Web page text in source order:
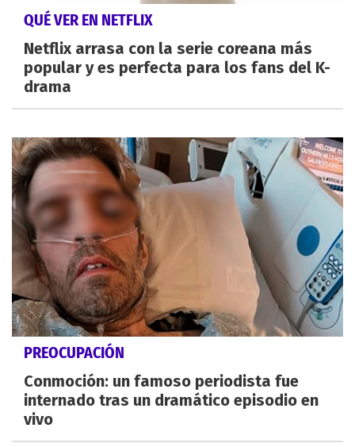
QUÉ VER EN NETFLIX
Netflix arrasa con la serie coreana más
popular y es perfecta para los fans del K-
drama
PREOCUPACIÓN
Conmoción: un famoso periodista fue
internado tras un dramático episodio en
vivo